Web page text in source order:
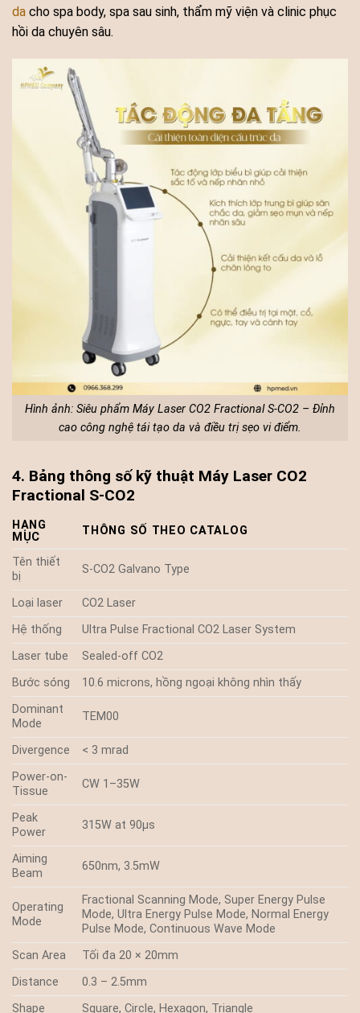
da cho spa body, spa sau sinh, thẩm mỹ viện và clinic phục
hồi da chuyên sâu.
Hình ảnh: Siêu phẩm Máy Laser CO2 Fractional S-CO2 – Đỉnh
cao công nghệ tái tạo da và điều trị sẹo vi điểm.
4. Bảng thông số kỹ thuật Máy Laser CO2
Fractional S-CO2
HẠNG
MỤC
THÔNG SỐ THEO CATALOG
Tên thiết
bị
S-CO2 Galvano Type
Loại laser
CO2 Laser
Hệ thống
Ultra Pulse Fractional CO2 Laser System
Laser tube
Sealed-off CO2
Bước sóng
10.6 microns, hồng ngoại không nhìn thấy
Dominant
Mode
TEM00
Divergence
< 3 mrad
Power-on-
Tissue
CW 1–35W
Peak
Power
315W at 90µs
Aiming
Beam
650nm, 3.5mW
Operating
Mode
Fractional Scanning Mode, Super Energy Pulse
Mode, Ultra Energy Pulse Mode, Normal Energy
Pulse Mode, Continuous Wave Mode
Scan Area
Tối đa 20 × 20mm
Distance
0.3 – 2.5mm
Shape
Square, Circle, Hexagon, Triangle